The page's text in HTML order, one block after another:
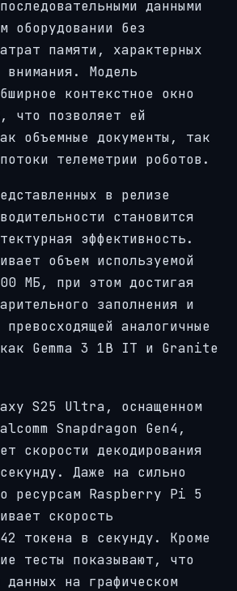
данными
оборудовании без
памяти, характерных
внимания. Модель
контекстное окно
что позволяет ей
объемные документы, так
телеметрии роботов.
в релизе
становится
эффективность.
объем используемой
МБ, при этом достигая
заполнения и
аналогичные
Gemma 3 1B IT и Granite
S25 Ultra, оснащенном
Snapdragon Gen4,
скорости декодирования
Даже на сильно
ресурсам Raspberry Pi 5
скорость
токена в секунду. Кроме
тесты показывают, что
данных на графическом